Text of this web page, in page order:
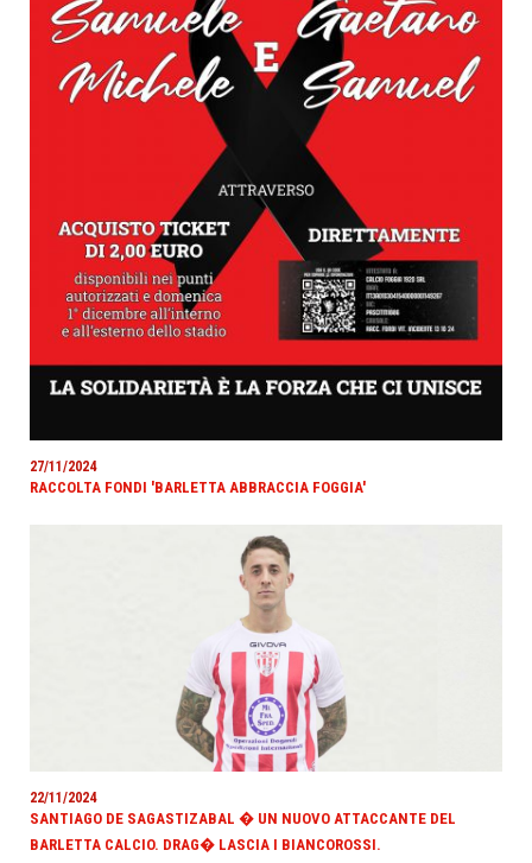
27/11/2024
RACCOLTA FONDI 'BARLETTA ABBRACCIA FOGGIA'
22/11/2024
SANTIAGO DE SAGASTIZABAL � UN NUOVO ATTACCANTE DEL
BARLETTA CALCIO. DRAG� LASCIA I BIANCOROSSI.